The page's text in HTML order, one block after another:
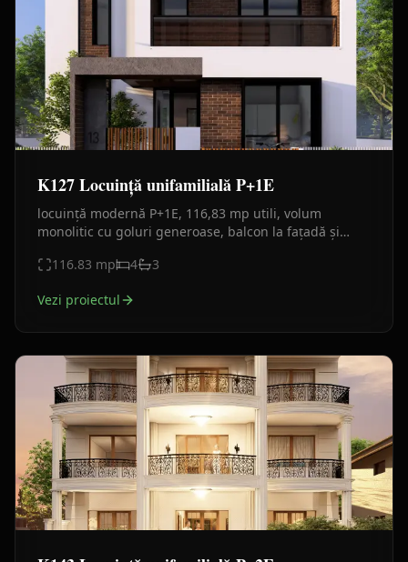
K127 Locuință unifamilială P+1E
locuință modernă P+1E, 116,83 mp utili, volum
monolitic cu goluri generoase, balcon la fațadă și
116.83 mp 4 3
Vezi proiectul